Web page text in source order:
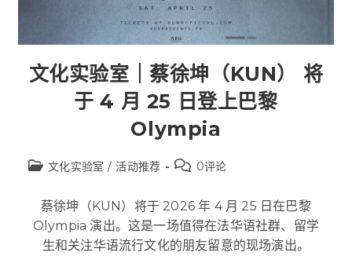
文化实验室｜蔡徐坤（KUN） 将
于 4 月 25 日登上巴黎
Olympia
文化实验室 / 活动推荐 0评论
蔡徐坤（KUN）将于 2026 年 4 月 25 日在巴黎
Olympia 演出。这是一场值得在法华语社群、留学
生和关注华语流行文化的朋友留意的现场演出。